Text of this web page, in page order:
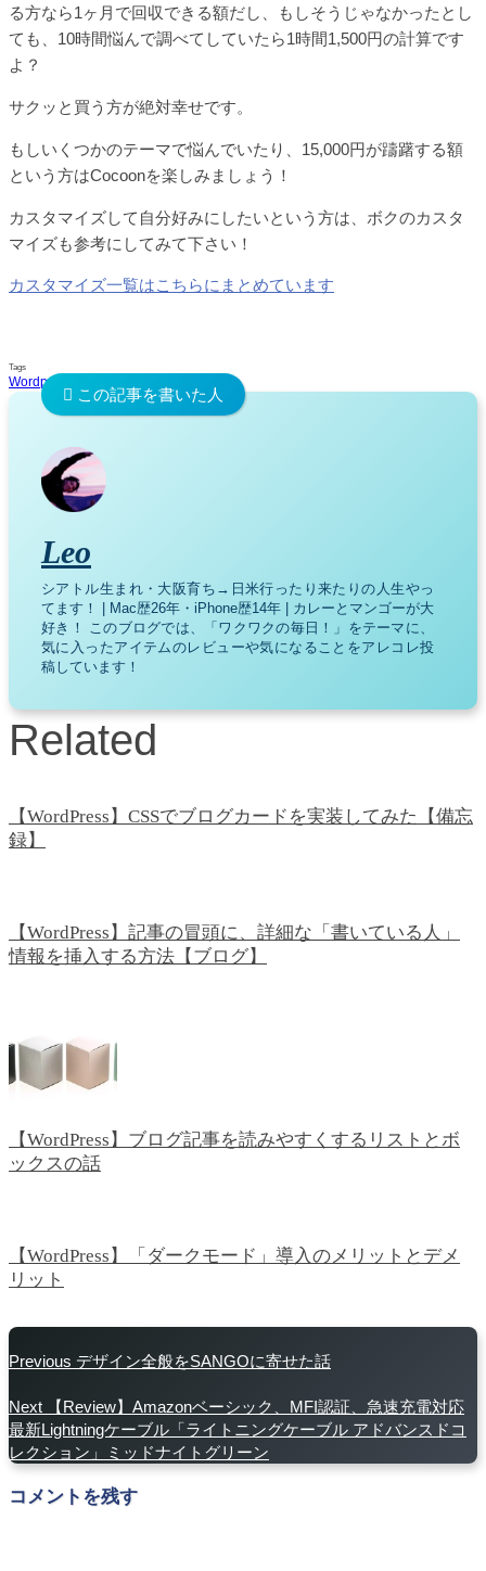
る方なら1ヶ月で回収できる額だし、もしそうじゃなかったとし
ても、10時間悩んで調べてしていたら1時間1,500円の計算です
よ？
サクッと買う方が絶対幸せです。
もしいくつかのテーマで悩んでいたり、15,000円が躊躇する額
という方はCocoonを楽しみましょう！
カスタマイズして自分好みにしたいという方は、ボクのカスタ
マイズも参考にしてみて下さい！
カスタマイズ一覧はこちらにまとめています
Tags
Wordpress
Leo
シアトル生まれ・大阪育ち→日米行ったり来たりの人生やっ
てます！ | Mac歴26年・iPhone歴14年 | カレーとマンゴーが大
好き！ このブログでは、「ワクワクの毎日！」をテーマに、
気に入ったアイテムのレビューや気になることをアレコレ投
稿しています！
Related
【WordPress】CSSでブログカードを実装してみた【備忘
録】
【WordPress】記事の冒頭に、詳細な「書いている人」
情報を挿入する方法【ブログ】
【WordPress】ブログ記事を読みやすくするリストとボ
ックスの話
【WordPress】「ダークモード」導入のメリットとデメ
リット
Previous デザイン全般をSANGOに寄せた話
Next 【Review】Amazonベーシック、MFI認証、急速充電対応
最新Lightningケーブル「ライトニングケーブル アドバンスドコ
レクション」ミッドナイトグリーン
コメントを残す